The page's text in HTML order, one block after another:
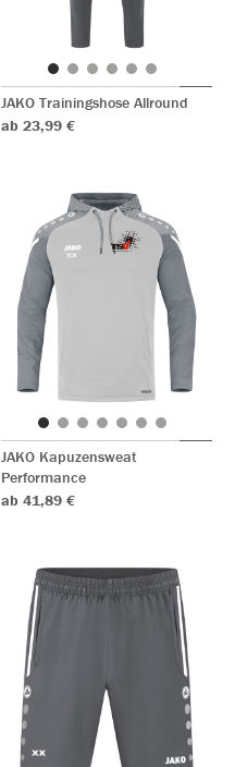
JAKO Trainingshose Allround
ab 23,99 €
JAKO Kapuzensweat
Performance
ab 41,89 €